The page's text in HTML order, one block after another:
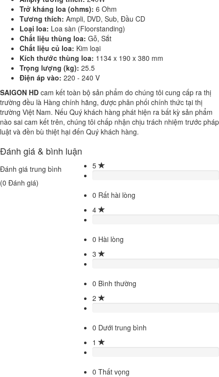
Trở kháng loa (ohms): 6 Ohm
Tương thích: Ampli, DVD, Sub, Đầu CD
Loại loa: Loa sàn (Floorstanding)
Chất liệu thùng loa: Gỗ, Sắt
Chất liệu củ loa: Kim loại
Kích thước thùng loa: 1134 x 190 x 380 mm
Trọng lượng (kg): 25.5
Điện áp vào: 220 - 240 V
SAIGON HD cam kết toàn bộ sản phẩm do chúng tôi cung cấp ra thị
trường đều là Hàng chính hãng, được phân phối chính thức tại thị
trường Việt Nam. Nếu Quý khách hàng phát hiện ra bất kỳ sản phẩm
nào sai cam kết trên, chúng tôi chấp nhận chịu trách nhiệm trước pháp
luật và đền bù thiệt hại đến Quý khách hàng.
Đánh giá & bình luận
Đánh giá trung bình
(0 Đánh giá)
5
0 Rất hài lòng
4
0 Hài lòng
3
0 Bình thường
2
0 Dưới trung bình
1
0 Thất vọng